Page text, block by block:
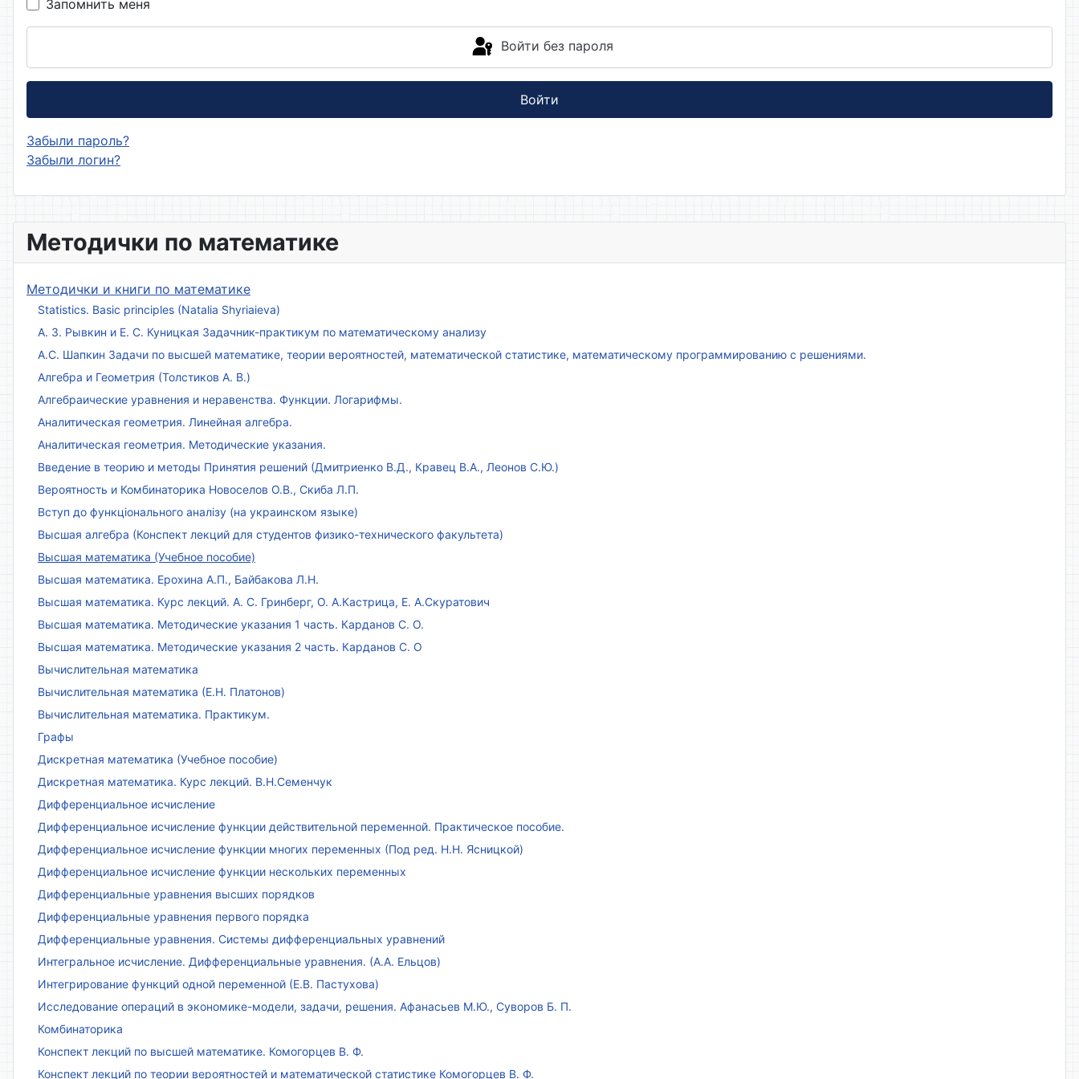
Методички по математике
Методички и книги по математике
Statistics. Basic principles (Natalia Shyriaieva)
А. З. Рывкин и Е. С. Куницкая Задачник-практикум по математическому анализу
А.С. Шапкин Задачи по высшей математике, теории вероятностей, математической статистике, математическому программированию с решениями.
Алгебра и Геометрия (Толстиков А. В.)
Алгебраические уравнения и неравенства. Функции. Логарифмы.
Аналитическая геометрия. Линейная алгебра.
Аналитическая геометрия. Методические указания.
Введение в теорию и методы Принятия решений (Дмитриенко В.Д., Кравец В.А., Леонов С.Ю.)
Вероятность и Комбинаторика Новоселов О.В., Скиба Л.П.
Вступ до функціонального аналізу (на украинском языке)
Высшая алгебра (Конспект лекций для студентов физико-технического факультета)
Высшая математика (Учебное пособие)
Высшая математика. Ерохина А.П., Байбакова Л.Н.
Высшая математика. Курс лекций. А. С. Гринберг, О. А.Кастрица, Е. А.Скуратович
Высшая математика. Методические указания 1 часть. Карданов С. О.
Высшая математика. Методические указания 2 часть. Карданов С. О
Вычислительная математика
Вычислительная математика (Е.Н. Платонов)
Вычислительная математика. Практикум.
Графы
Дискретная математика (Учебное пособие)
Дискретная математика. Курс лекций. В.Н.Семенчук
Дифференциальное исчисление
Дифференциальное исчисление функции действительной переменной. Практическое пособие.
Дифференциальное исчисление функции многих переменных (Под ред. Н.Н. Ясницкой)
Дифференциальное исчисление функции нескольких переменных
Дифференциальные уравнения высших порядков
Дифференциальные уравнения первого порядка
Дифференциальные уравнения. Системы дифференциальных уравнений
Интегральное исчисление. Дифференциальные уравнения. (А.А. Ельцов)
Интегрирование функций одной переменной (Е.В. Пастухова)
Исследование операций в экономике-модели, задачи, решения. Афанасьев М.Ю., Суворов Б. П.
Комбинаторика
Конспект лекций по высшей математике. Комогорцев В. Ф.
Конспект лекций по теории вероятностей и математической статистике Комогорцев В. Ф.
Запомнить меня
Войти без пароля
Войти
Забыли пароль?
Забыли логин?